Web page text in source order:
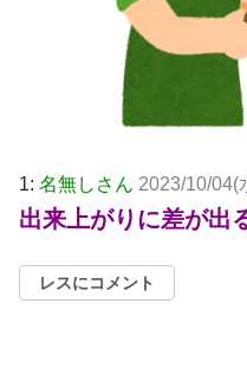
1: 名無しさん 2023/10/04(
出来上がりに差が出
レスにコメント